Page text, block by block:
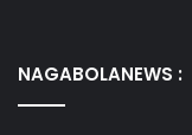
NAGABOLANEWS :